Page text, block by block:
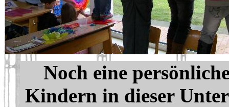
Noch eine
Kindern in dieser